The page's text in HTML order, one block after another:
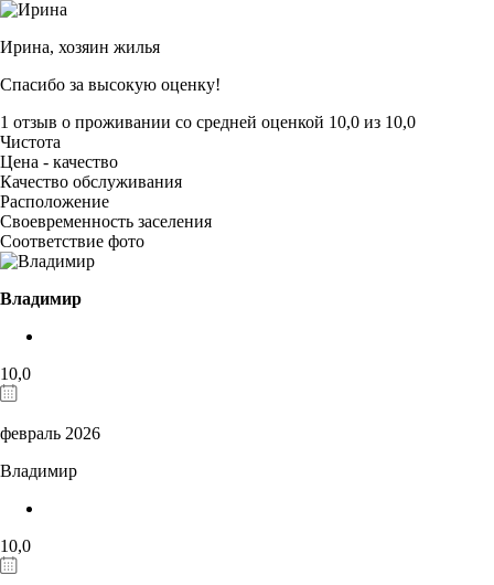
Ирина, хозяин жилья
Спасибо за высокую оценку!
1 отзыв о проживании со средней оценкой 10,0 из 10,0
Чистота
Цена - качество
Качество обслуживания
Расположение
Своевременность заселения
Соответствие фото
Владимир
10,0
февраль 2026
Владимир
10,0